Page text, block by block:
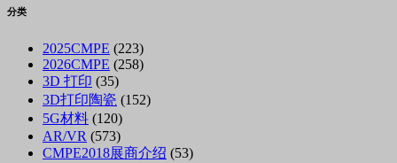
分类
2025CMPE (223)
2026CMPE (258)
3D 打印 (35)
3D打印陶瓷 (152)
5G材料 (120)
AR/VR (573)
CMPE2018展商介绍 (53)